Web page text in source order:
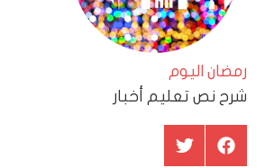
رمضان اليوم
شرح نص تعليم أخبار
عنصر
عنصر